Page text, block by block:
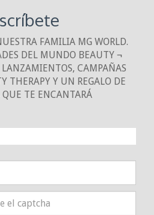
FAMILIA MG WORLD.
DEL MUNDO BEAUTY ¬
CAMPAÑAS
THERAPY Y UN REGALO DE
TE ENCANTARÁ